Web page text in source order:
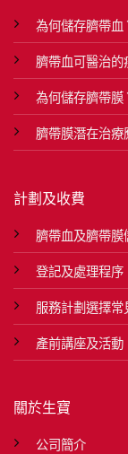
為何儲存臍帶血
臍帶血可醫治的
為何儲存臍帶膜
臍帶膜潛在治療
計劃及收費
臍帶血及臍帶膜
登記及處理程序
服務計劃選擇常
產前講座及活動
關於生寶
公司簡介